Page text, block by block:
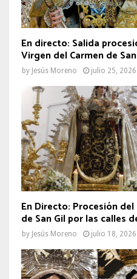
En directo: Salida
Virgen del Carmen de
by Jesús Moreno julio 25, 2026
En Directo: Procesión del
de San Gil por las calles
by Jesús Moreno julio 18, 2026